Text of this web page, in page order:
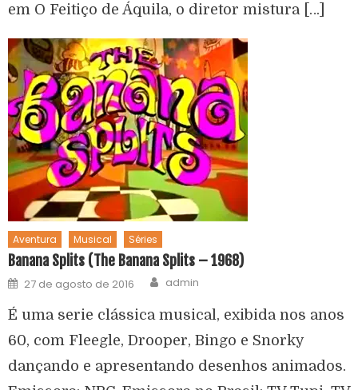
em O Feitiço de Áquila, o diretor mistura […]
Aventura Musical Séries
Banana Splits (The Banana Splits – 1968)
27 de agosto de 2016 admin
É uma serie clássica musical, exibida nos anos
60, com Fleegle, Drooper, Bingo e Snorky
dançando e apresentando desenhos animados.